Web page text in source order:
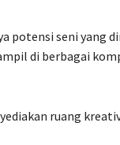
potensi seni yang
di berbagai
ruang